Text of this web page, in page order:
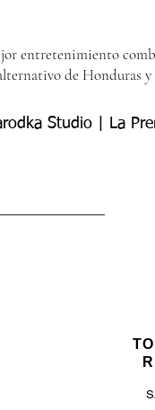
entretenimiento
de Honduras y
Studio | La